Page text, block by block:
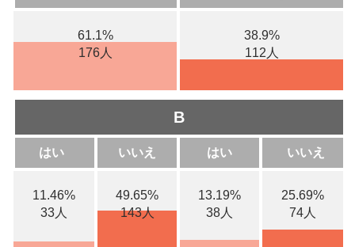
61.1%
176人
38.9%
112人
B
はい いいえ はい いいえ
11.46%
33人
49.65%
143人
13.19%
38人
25.69%
74人